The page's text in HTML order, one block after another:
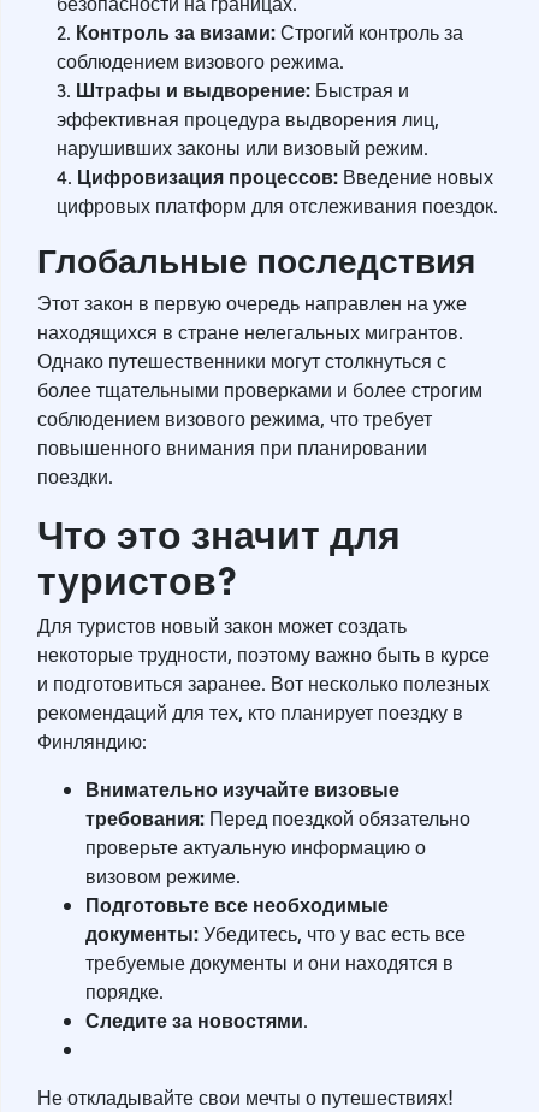
Контроль за визами:Строгий контроль за
соблюдением визового режима.
Штрафы и выдворение: Быстрая и
эффективная процедура выдворения лиц,
нарушивших законы или визовый режим.
Цифровизация процессов: Введение новых
цифровых платформ для отслеживания поездок.
Глобальные последствия
Этот закон в первую очередь направлен на уже
находящихся в стране нелегальных мигрантов.
Однако путешественники могут столкнуться с
более тщательными проверками и более строгим
соблюдением визового режима, что требует
повышенного внимания при планировании
поездки.
Что это значит для
туристов?
Для туристов новый закон может создать
некоторые трудности, поэтому важно быть в курсе
и подготовиться заранее. Вот несколько полезных
рекомендаций для тех, кто планирует поездку в
Финляндию:
Внимательно изучайте визовые
требования: Перед поездкой обязательно
проверьте актуальную информацию о
визовом режиме.
Подготовьте все необходимые
документы:Убедитесь, что у вас есть все
требуемые документы и они находятся в
порядке.
Следите за новостями.
Не откладывайте свои мечты о путешествиях!